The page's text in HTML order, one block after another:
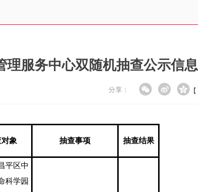
理服务中心双随机抽查公示信息
分享： 【
象 抽查事项 抽查结果
平区中
科学园